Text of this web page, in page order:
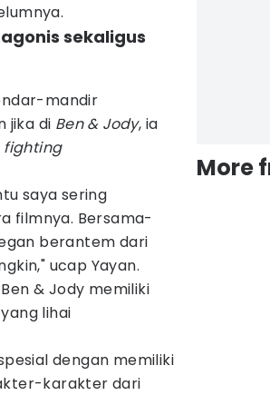
sekaligus
mandir
jika di Ben & Jody, ia
fighting
saya sering
filmnya. Bersama-
berantem dari
ucap Yayan.
& Jody memiliki
lihai
dengan memiliki
karakter dari
More